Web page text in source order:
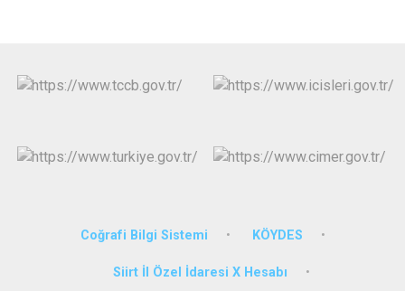
Coğrafi Bilgi Sistemi KÖYDES
Siirt İl Özel İdaresi X Hesabı